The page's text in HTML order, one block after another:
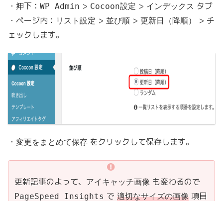
・押下： WP Admin > Cocoon設定 > インデックス タブ
・ページ内： リスト設定 > 並び順 > 更新日（降順）
> チ
ェックします。
・ 変更をまとめて保存 をクリックして保存します。
更新記事のよって、 アイキャッチ画像 も変わるので
PageSpeed Insights で 適切なサイズの画像 項目